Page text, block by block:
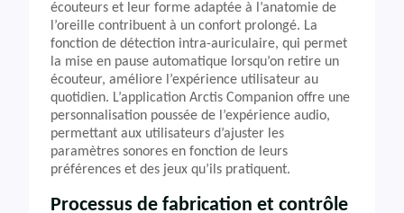
écouteurs et leur forme adaptée à l’anatomie de
l’oreille contribuent à un confort prolongé. La
fonction de détection intra-auriculaire, qui permet
la mise en pause automatique lorsqu’on retire un
écouteur, améliore l’expérience utilisateur au
quotidien. L’application Arctis Companion offre une
personnalisation poussée de l’expérience audio,
permettant aux utilisateurs d’ajuster les
paramètres sonores en fonction de leurs
préférences et des jeux qu’ils pratiquent.
Processus de fabrication et contrôle